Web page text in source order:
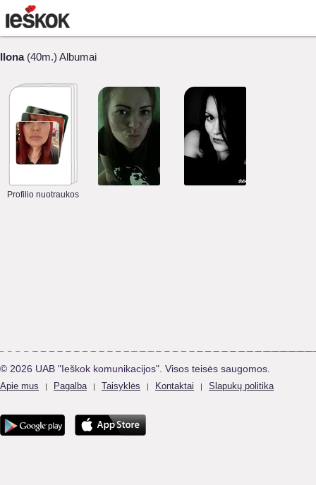
Ilona(40m.) Albumai
Profilio nuotraukos
© 2026 UAB "Ieškok komunikacijos". Visos teisės saugomos.
Apie mus | Pagalba | Taisyklės | Kontaktai | Slapukų politika